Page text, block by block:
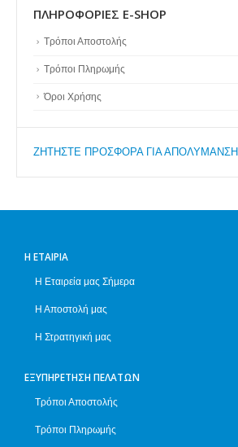
ΠΛΗΡΟΦΟΡΊΕΣ E-SHOP
Τρόποι Αποστολής
Τρόποι Πληρωμής
Όροι Χρήσης
ZΗΤΗΣΤΕ ΠΡΟΣΦΟΡΑ ΓΙΑ ΑΠΟΛΥΜΑΝΣΗ
Η ΕΤΑΙΡΊΑ
Η Εταιρεία μας Σήμερα
Η Αποστολή μας
Η Στρατηγική μας
ΕΞΥΠΗΡΈΤΗΣΗ ΠΕΛΑΤΏΝ
Τρόποι Αποστολής
Τρόποι Πληρωμής